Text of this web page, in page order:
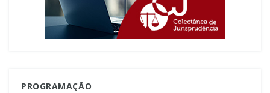
PROGRAMAÇÃO